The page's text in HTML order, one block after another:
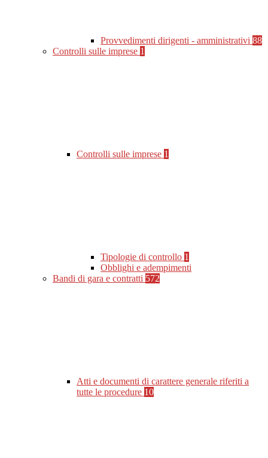
Provvedimenti dirigenti - amministrativi 88
Controlli sulle imprese 1
Controlli sulle imprese 1
Tipologie di controllo 1
Obblighi e adempimenti
Bandi di gara e contratti 572
Atti e documenti di carattere generale riferiti a
tutte le procedure 10